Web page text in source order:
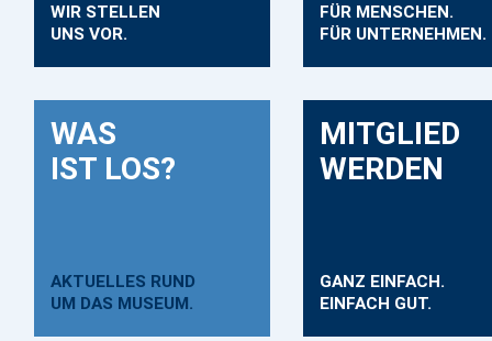
WIR STELLEN
UNS VOR.
FÜR MENSCHEN.
FÜR UNTERNEHMEN.
WAS
IST LOS?
AKTUELLES RUND
UM DAS MUSEUM.
MITGLIED
WERDEN
GANZ EINFACH.
EINFACH GUT.